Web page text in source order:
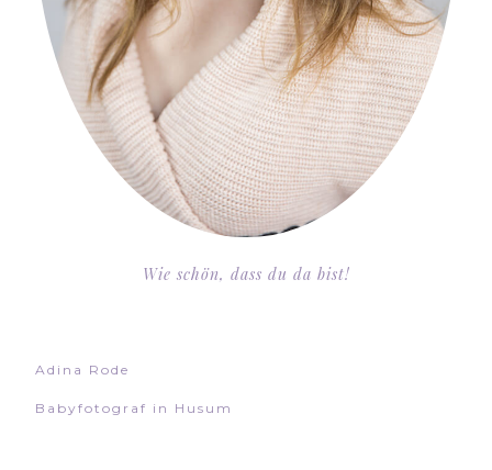
Wie schön, dass du da bist!
Adina Rode
Babyfotograf in Husum